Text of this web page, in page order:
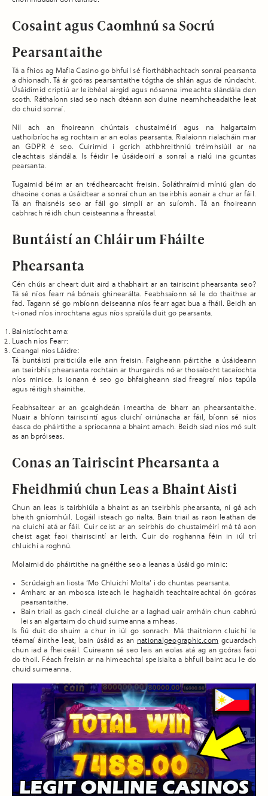
Cosaint agus Caomhnú sa Socrú
Pearsantaithe
Tá a fhios ag Mafia Casino go bhfuil sé fíorthábhachtach sonraí pearsanta
a dhíonadh. Tá ár gcóras pearsantaithe tógtha de shlán agus de rúndacht.
Úsáidimid criptiú ar leibhéal airgid agus nósanna imeachta slándála den
scoth. Ráthaíonn siad seo nach dtéann aon duine neamhcheadaithe leat
do chuid sonraí.
Níl ach an fhoireann chúntais chustaiméirí agus na halgartaim
uathoibríocha ag rochtain ar an eolas pearsanta. Rialaíonn rialacháin mar
an GDPR é seo. Cuirimid i gcrích athbhreithniú tréimhsiúil ar na
cleachtais slándála. Is féidir le úsáideoirí a sonraí a rialú ina gcuntas
pearsanta.
Tugaimid béim ar an trédhearcacht freisin. Soláthraímid míniú glan do
dhaoine conas a úsáidtear a sonraí chun an tseirbhís aonair a chur ar fáil.
Tá an fhaisnéis seo ar fáil go simplí ar an suíomh. Tá an fhoireann
cabhrach réidh chun ceisteanna a fhreastal.
Buntáistí an Chláir um Fháilte
Phearsanta
Cén chúis ar cheart duit aird a thabhairt ar an tairiscint phearsanta seo?
Tá sé níos fearr ná bónais ghinearálta. Feabhsaíonn sé le do thaithse ar
fad. Tagann sé go mbíonn deiseanna níos fearr agat bua a fháil. Beidh an
t-ionad níos inrochtana agus níos spraíúla duit go pearsanta.
Bainistíocht ama:
Luach níos Fearr:
Ceangal níos Láidre:
Tá buntáistí praiticiúla eile ann freisin. Faigheann páirtithe a úsáideann
an tseirbhís phearsanta rochtain ar thurgairdis nó ar thosaíocht tacaíochta
níos minice. Is ionann é seo go bhfaigheann siad freagraí níos tapúla
agus réitigh shainithe.
Feabhsaítear ar an gcaighdeán imeartha de bharr an phearsantaithe.
Nuair a bhíonn tairiscintí agus cluichí oiriúnacha ar fáil, bíonn sé níos
éasca do pháirtithe a spriocanna a bhaint amach. Beidh siad níos mó sult
as an bpróiseas.
Conas an Tairiscint Phearsanta a
Fheidhmiú chun Leas a Bhaint Aisti
Chun an leas is tairbhiúla a bhaint as an tseirbhís phearsanta, ní gá ach
bheith gníomhúil. Logáil isteach go rialta. Bain triail as raon leathan de
na cluichí atá ar fáil. Cuir ceist ar an seirbhís do chustaiméirí má tá aon
cheist agat faoi thairiscintí ar leith. Cuir do roghanna féin in iúl trí
chluichí a roghnú.
Molaimid do pháirtithe na gnéithe seo a leanas a úsáid go minic:
Scrúdaigh an liosta ‘Mo Chluichí Molta’ i do chuntas pearsanta.
Amharc ar an mbosca isteach le haghaidh teachtaireachtaí ón gcóras
pearsantaithe.
Bain triail as gach cineál cluiche ar a laghad uair amháin chun cabhrú
leis an algartaim do chuid suimeanna a mheas.
Is fiú duit do shuim a chur in iúl go sonrach. Má thaitníonn cluichí le
téamaí áirithe leat, bain úsáid as an nationalgeographic.com gcuardach
chun iad a fheiceáil. Cuireann sé seo leis an eolas atá ag an gcóras faoi
do thoil. Féach freisin ar na himeachtaí speisialta a bhfuil baint acu le do
chuid suimeanna.